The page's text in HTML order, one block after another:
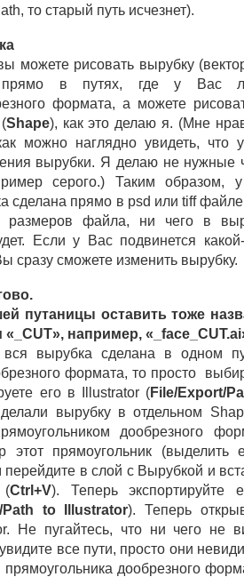
то старый путь исчезнет).
можете рисовать вырубку
прямо в путях, где у Вас
формата, а можете
Shape), как это делаю я. (Мне
можно наглядно увидеть, что
вырубки. Я делаю не нужные
серого.) Таким образом,
сделана прямо в psd или tiff
размеров файла, ни чего в
Если у Вас подвинется
сразу сможете изменить вырубку.
путаницы оставить тоже
например,
вырубка сделана в одном
формата, то просто
его в Illustrator (File/Export/
вырубку в отдельном
дообрезного
этот прямоугольник (выделить
перейдите в слой с Вырубкой и
(Ctrl+V). Теперь экспортируйте
Path to Illustrator). Теперь
Не пугайтесь, что ни чего не
все пути, просто они
дообрезного